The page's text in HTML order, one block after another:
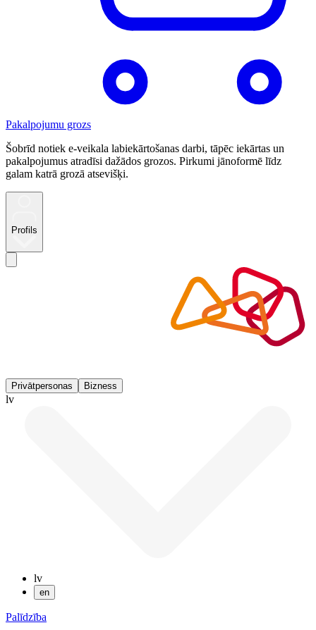
Pakalpojumu grozs
Šobrīd notiek e-veikala labiekārtošanas darbi, tāpēc iekārtas un
pakalpojumus atradīsi dažādos grozos. Pirkumi jānoformē līdz
galam katrā grozā atsevišķi.
Profils
Privātpersonas Bizness
lv
lv
en
Palīdzība